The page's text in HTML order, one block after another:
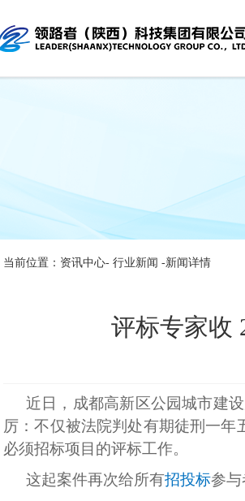
当前位置：资讯中心- 行业新闻 -新闻详情
评标专家收
近日，成都高新区公园城市建
厉：不仅被法院判处有期徒刑一
必须招标项目的评标工作。
这起案件再次给所有招投标参